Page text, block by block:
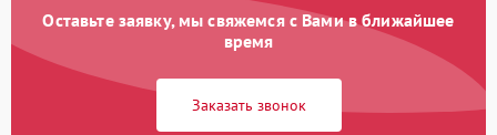
Оставьте заявку, мы свяжемся с Вами в ближайшее
время
Заказать звонок